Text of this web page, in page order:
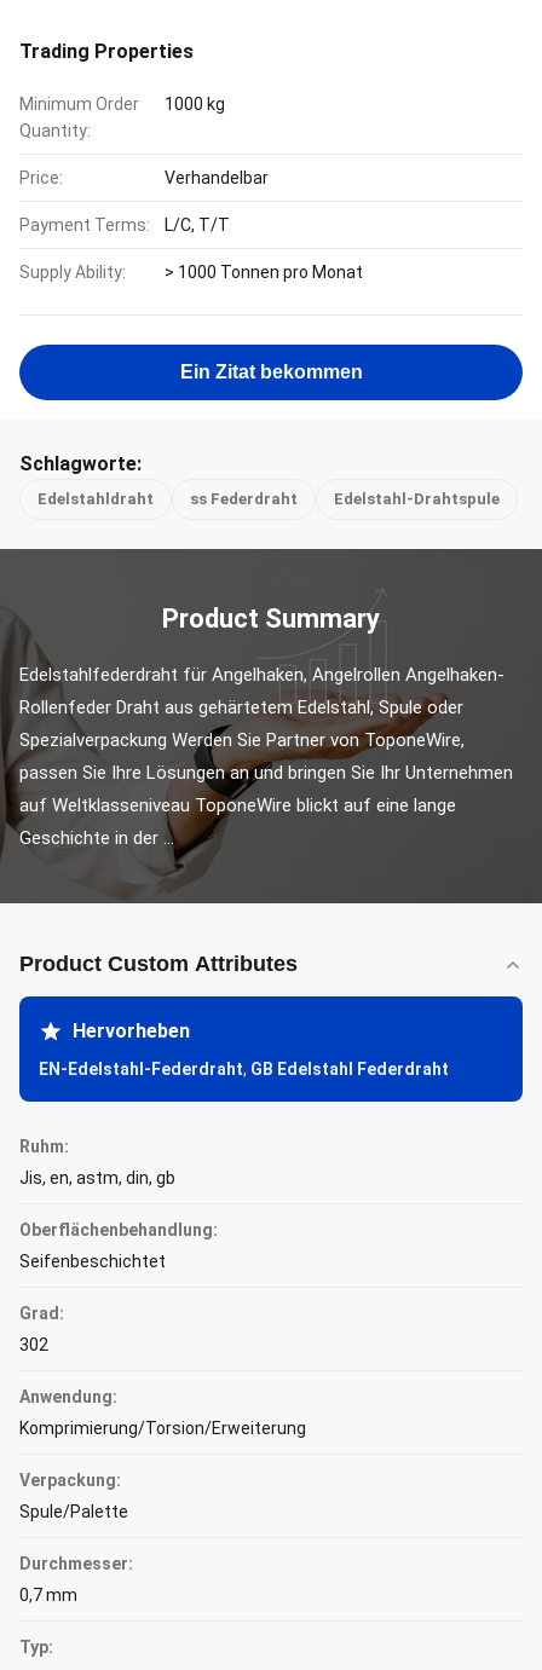
Trading Properties
Minimum Order
Quantity:
1000 kg
Price: Verhandelbar
Payment Terms: L/C, T/T
Supply Ability: > 1000 Tonnen pro Monat
Ein Zitat bekommen
Schlagworte:
Edelstahldraht ss Federdraht Edelstahl-Drahtspule
Product Summary
Edelstahlfederdraht für Angelhaken, Angelrollen Angelhaken-
Rollenfeder Draht aus gehärtetem Edelstahl, Spule oder
Spezialverpackung Werden Sie Partner von ToponeWire,
passen Sie Ihre Lösungen an und bringen Sie Ihr Unternehmen
auf Weltklasseniveau ToponeWire blickt auf eine lange
Geschichte in der ...
Product Custom Attributes
Hervorheben
EN-Edelstahl-Federdraht, GB Edelstahl Federdraht
Ruhm:
Jis, en, astm, din, gb
Oberflächenbehandlung:
Seifenbeschichtet
Grad:
302
Anwendung:
Komprimierung/Torsion/Erweiterung
Verpackung:
Spule/Palette
Durchmesser:
0,7 mm
Typ: